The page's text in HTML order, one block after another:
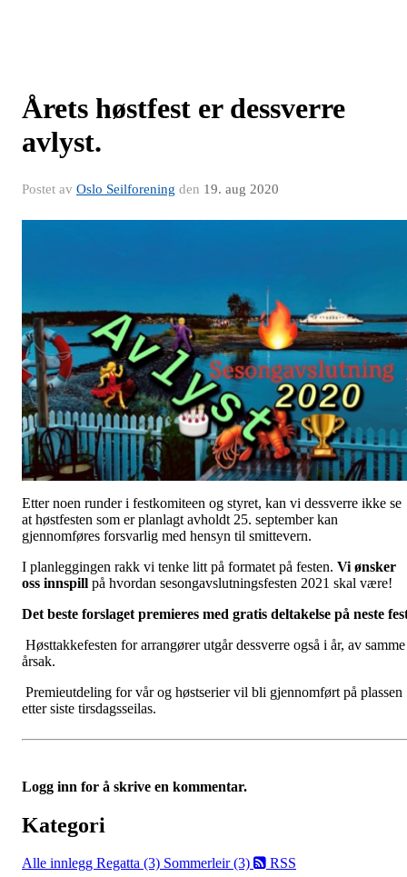
Årets høstfest er dessverre
avlyst.
Postet av Oslo Seilforening den 19. aug 2020
Etter noen runder i festkomiteen og styret, kan vi dessverre ikke se
at høstfesten som er planlagt avholdt 25. september kan
gjennomføres forsvarlig med hensyn til smittevern.
I planleggingen rakk vi tenke litt på formatet på festen. Vi ønsker
oss innspill på hvordan sesongavslutningsfesten 2021 skal være!
Det beste forslaget premieres med gratis deltakelse på neste
Høsttakkefesten for arrangører utgår dessverre også i år, av samme
årsak.
Premieutdeling for vår og høstserier vil bli gjennomført på plassen
etter siste tirsdagsseilas.
Logg inn for å skrive en kommentar.
Kategori
Alle innlegg Regatta (3) Sommerleir (3) RSS